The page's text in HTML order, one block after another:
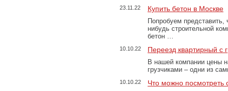
23.11.22 Купить бетон в Москве
Попробуем представить,
нибудь строительной
бетон …
10.10.22 Переезд квартирный с
В нашей компании цены
грузчиками – одни из
10.10.22 Что можно посмотреть